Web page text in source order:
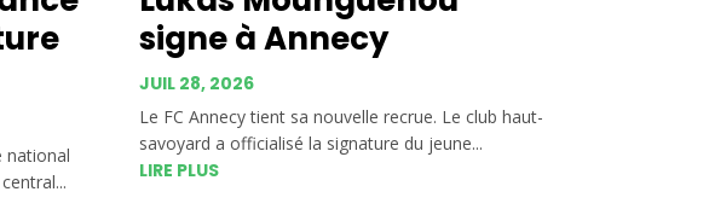
national
signe à Annecy
JUIL 28, 2026
Le FC Annecy tient sa nouvelle recrue. Le club haut-
savoyard a officialisé la signature du jeune...
LIRE PLUS